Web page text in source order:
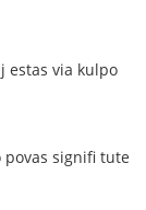
estas via kulpo
povas signifi tute